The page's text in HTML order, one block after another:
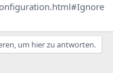
um hier zu antworten.